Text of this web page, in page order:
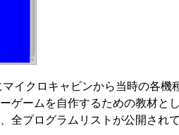
イクロキャビンから当時の各
ゲームを自作するための教材と
全プログラムリストが公開されて